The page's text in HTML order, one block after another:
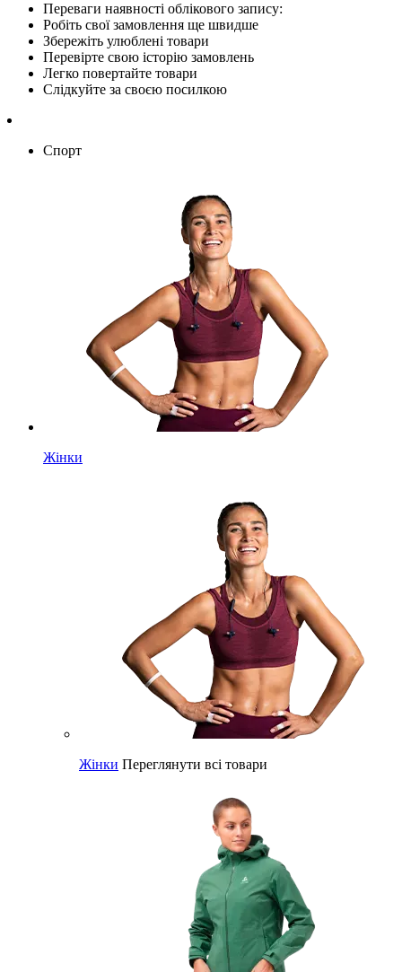
Переваги наявності облікового запису:
Робіть свої замовлення ще швидше
Збережіть улюблені товари
Перевірте свою історію замовлень
Легко повертайте товари
Слідкуйте за своєю посилкою
Спорт
Жінки
Жінки Переглянути всі товари